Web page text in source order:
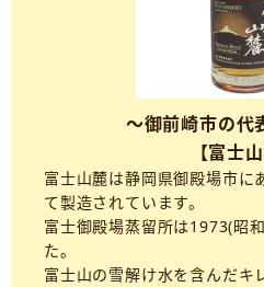
～御前崎市の代
【富士
富士山麓は静岡県御殿場市に
て製造されています。
富士御殿場蒸留所は1973(昭
た。
富士山の雪解け水を含んだキ